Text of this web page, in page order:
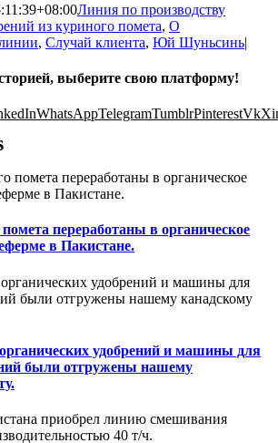
Линия по производству
из куриного помета, О
, Случай клиента, Юй Шуньсинь|
выберите свою платформу!
WhatsAppTelegramTumblrPinterestVk
переработаны в органическое
в Пакистане.
удобрений и машины для
были отгружены нашему